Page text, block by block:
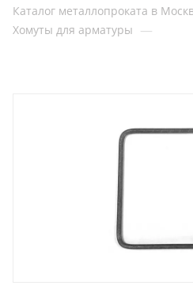
Каталог металлопроката в
Хомуты для арматуры —